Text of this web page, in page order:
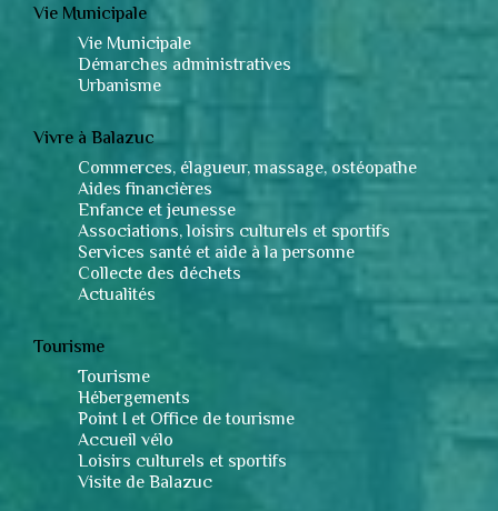
Vie Municipale
Vie Municipale
Démarches administratives
Urbanisme
Vivre à Balazuc
Commerces, élagueur, massage, ostéopathe
Aides financières
Enfance et jeunesse
Associations, loisirs culturels et sportifs
Services santé et aide à la personne
Collecte des déchets
Actualités
Tourisme
Tourisme
Hébergements
Point I et Office de tourisme
Accueil vélo
Loisirs culturels et sportifs
Visite de Balazuc